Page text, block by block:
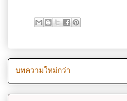
บทความใหม่กว่า